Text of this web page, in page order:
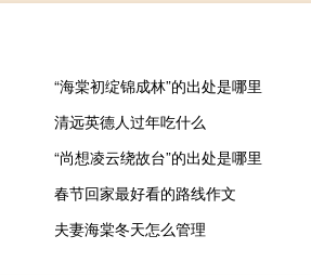
“海棠初绽锦成林”的出处是哪里
清远英德人过年吃什么
“尚想凌云绕故台”的出处是哪里
春节回家最好看的路线作文
夫妻海棠冬天怎么管理